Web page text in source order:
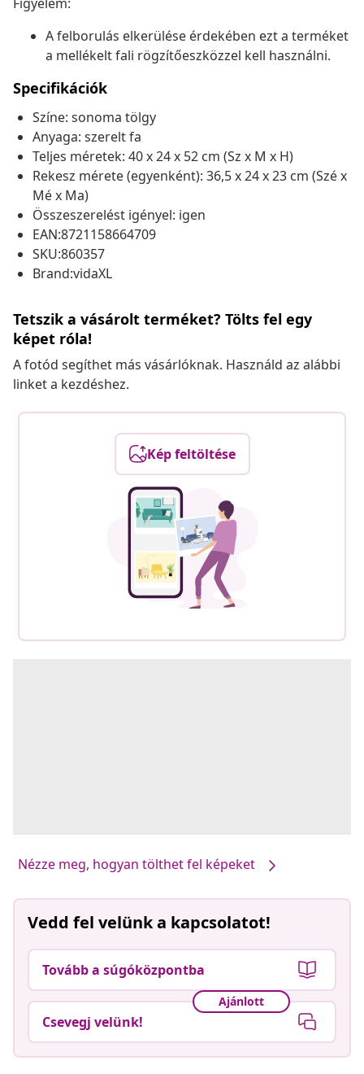
A felborulás elkerülése érdekében ezt a terméket
a mellékelt fali rögzítőeszközzel kell használni.
Specifikációk
Színe: sonoma tölgy
Anyaga: szerelt fa
Teljes méretek: 40 x 24 x 52 cm (Sz x M x H)
Rekesz mérete (egyenként): 36,5 x 24 x 23 cm (Szé x
Mé x Ma)
Összeszerelést igényel: igen
EAN:8721158664709
SKU:860357
Brand:vidaXL
Tetszik a vásárolt terméket? Tölts fel egy
képet róla!
A fotód segíthet más vásárlóknak. Használd az alábbi
linket a kezdéshez.
Kép feltöltése
Nézze meg, hogyan tölthet fel képeket
Vedd fel velünk a kapcsolatot!
Tovább a súgóközpontba
Ajánlott
Csevegj velünk!